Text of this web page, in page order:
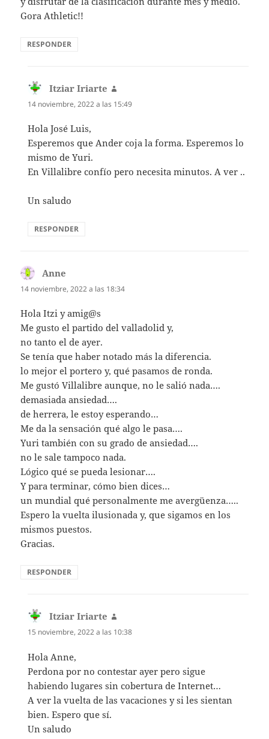
Gora Athletic!!
RESPONDER
Itziar Iriarte
14 noviembre, 2022 a las 15:49
Hola José Luis,
Esperemos que Ander coja la forma. Esperemos lo
mismo de Yuri.
En Villalibre confío pero necesita minutos. A ver ..
Un saludo
RESPONDER
Anne
14 noviembre, 2022 a las 18:34
Hola Itzi y amig@s
Me gusto el partido del valladolid y,
no tanto el de ayer.
Se tenía que haber notado más la diferencia.
lo mejor el portero y, qué pasamos de ronda.
Me gustó Villalibre aunque, no le salió nada….
demasiada ansiedad….
de herrera, le estoy esperando…
Me da la sensación qué algo le pasa….
Yuri también con su grado de ansiedad….
no le sale tampoco nada.
Lógico qué se pueda lesionar….
Y para terminar, cómo bien dices…
un mundial qué personalmente me averg¨uenza…..
Espero la vuelta ilusionada y, que sigamos en los
mismos puestos.
Gracias.
RESPONDER
Itziar Iriarte
15 noviembre, 2022 a las 10:38
Hola Anne,
Perdona por no contestar ayer pero sigue
habiendo lugares sin cobertura de Internet…
A ver la vuelta de las vacaciones y si les sientan
bien. Espero que sí.
Un saludo